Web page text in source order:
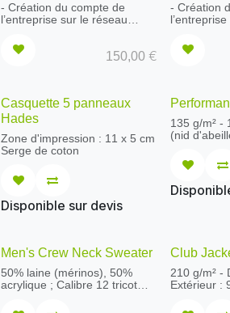
- Création du compte de
l’entreprise sur le réseau
- Mise aux couleurs de
l’entreprise
- Conception de la maquette
du compte
pertinents
- Rédaction du premier article
150,00 €
- Création
- Mise aux
l’entreprise
-
offerte
Casquette 5 panneaux
Hades
Zone d'impression : 11 x 5 cm
Serge de coton
Disponible sur devis
135 g/m² -
(nid
Col à
Surpiqûres
détails sur
Men's Crew Neck Sweater
50% laine (mérinos), 50%
acrylique ; Calibre 12 tricot
Lavable à 30 degrés
Club
210 g/m² -
Extérieur :
Doublure :